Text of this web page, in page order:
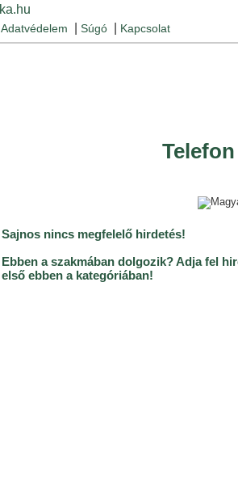
Adatvédelem Súgó Kapcsolat
Sajnos nincs megfelelő hirdetés!
Ebben a szakmában dolgozik? Adja fel
első ebben a kategóriában!